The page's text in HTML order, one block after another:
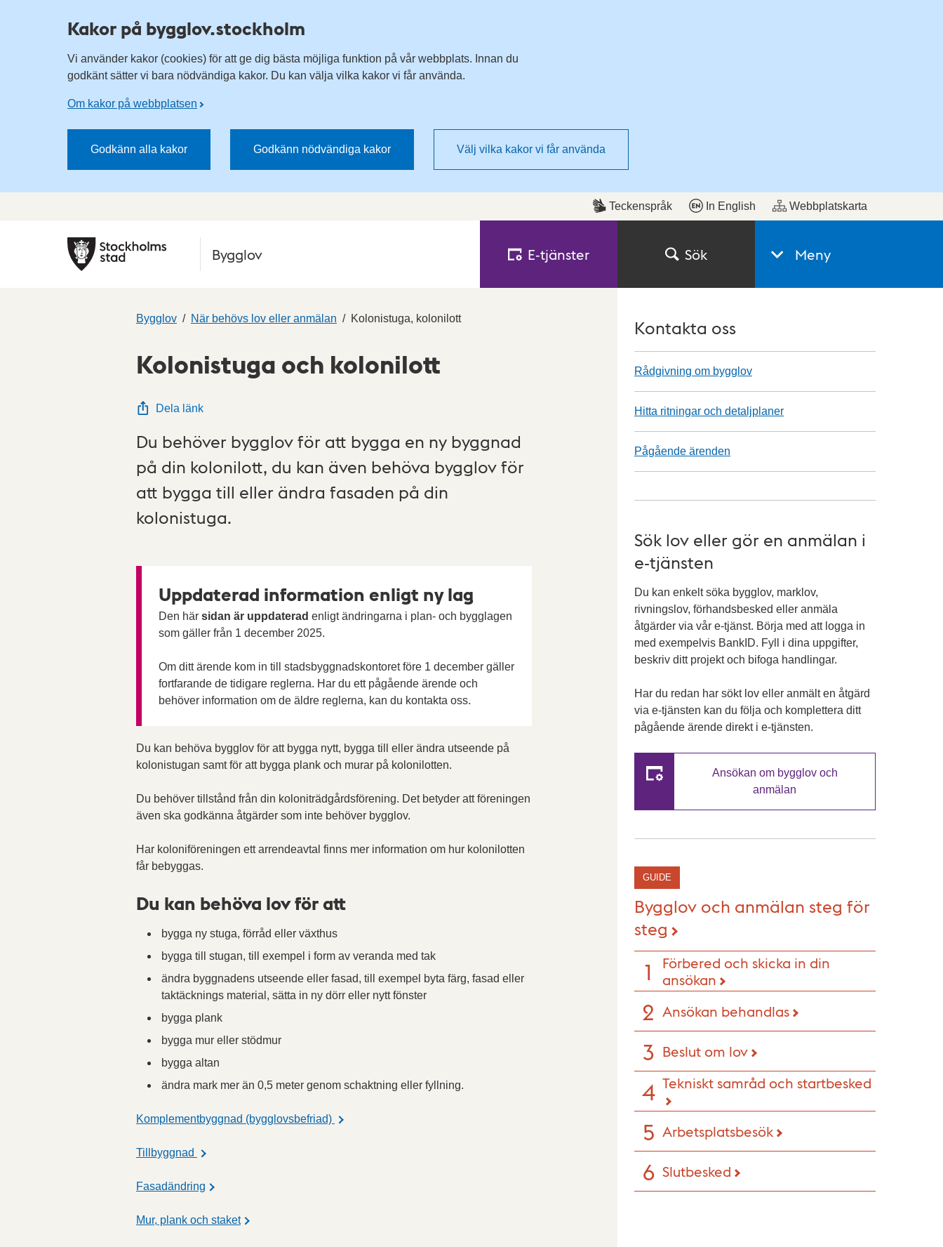
Kakor på bygglov.stockholm
Vi använder kakor (cookies) för att ge dig bästa möjliga funktion på vår webbplats. Innan du
godkänt sätter vi bara nödvändiga kakor. Du kan välja vilka kakor vi får använda.
Om kakor på webbplatsen
Godkänn alla kakor Godkänn nödvändiga kakor Välj vilka kakor vi får använda
Teckenspråk In English Webbplatskarta
Bygglov E‑tjänster Sök Meny
Bygglov När behövs lov eller anmälan Kolonistuga, kolonilott
Kolonistuga och kolonilott
Dela länk
Du behöver bygglov för att bygga en ny byggnad
på din kolonilott, du kan även behöva bygglov för
att bygga till eller ändra fasaden på din
kolonistuga.
Uppdaterad information enligt ny lag
Den här sidan är uppdaterad enligt ändringarna i plan- och bygglagen
som gäller från 1 december 2025.
Om ditt ärende kom in till stadsbyggnadskontoret före 1 december gäller
fortfarande de tidigare reglerna. Har du ett pågående ärende och
behöver information om de äldre reglerna, kan du kontakta oss.
Du kan behöva bygglov för att bygga nytt, bygga till eller ändra utseende på
kolonistugan samt för att bygga plank och murar på kolonilotten.
Du behöver tillstånd från din koloniträdgårdsförening. Det betyder att föreningen
även ska godkänna åtgärder som inte behöver bygglov.
Har koloniföreningen ett arrendeavtal finns mer information om hur kolonilotten
får bebyggas.
Du kan behöva lov för att
bygga ny stuga, förråd eller växthus
bygga till stugan, till exempel i form av veranda med tak
ändra byggnadens utseende eller fasad, till exempel byta färg, fasad eller
taktäcknings material, sätta in ny dörr eller nytt fönster
bygga plank
bygga mur eller stödmur
bygga altan
ändra mark mer än 0,5 meter genom schaktning eller fyllning.
Komplementbyggnad (bygglovsbefriad)
Tillbyggnad
Fasadändring
Mur, plank och staket
Kontakta oss
Rådgivning om bygglov
Hitta ritningar och detaljplaner
Pågående ärenden
Sök lov eller gör en anmälan i
e-tjänsten
Du kan enkelt söka bygglov, marklov,
rivningslov, förhandsbesked eller anmäla
åtgärder via vår e-tjänst. Börja med att logga in
med exempelvis BankID. Fyll i dina uppgifter,
beskriv ditt projekt och bifoga handlingar.
Har du redan har sökt lov eller anmält en åtgärd
via e-tjänsten kan du följa och komplettera ditt
pågående ärende direkt i e-tjänsten.
Ansökan om bygglov och
anmälan
GUIDE
Bygglov och anmälan steg för
steg
Förbered och skicka in din
ansökan
Ansökan behandlas
Beslut om lov
Tekniskt samråd och startbesked
Arbetsplatsbesök
Slutbesked